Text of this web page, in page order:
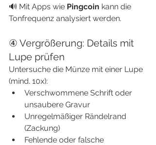
🔊 Mit Apps wie Pingcoin kann die
Tonfrequenz analysiert werden.
④ Vergrößerung: Details mit
Lupe prüfen
Untersuche die Münze mit einer Lupe
(mind. 10x):
Verschwommene Schrift oder
unsaubere Gravur
Unregelmäßiger Rändelrand
(Zackung)
Fehlende oder falsche